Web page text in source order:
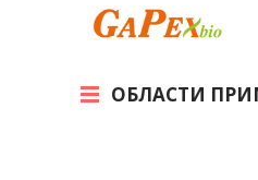
ОБЛАСТИ